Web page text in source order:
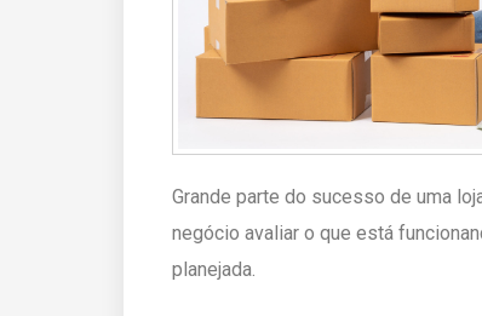
Grande parte do sucesso de uma
negócio avaliar o que está
planejada.